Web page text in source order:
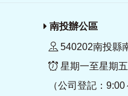
南投辦公區
540202南投縣
星期一至星期
（公司登記：